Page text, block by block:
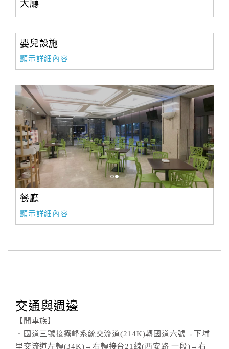
大廳
嬰兒設施
顯示詳細內容
餐廳
顯示詳細內容
交通與週邊
【開車族】
．國道三號接霧峰系統交流道(214K)轉國道六號→下埔
里交流道左轉(34K)→右轉接台21線(西安路 一段)→右